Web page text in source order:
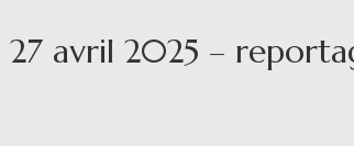
avril 2025 –